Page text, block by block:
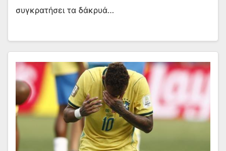
συγκρατήσει τα δάκρυά…